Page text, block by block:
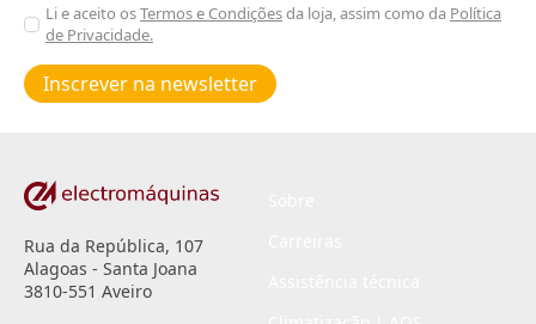
Aceitar
Poiticas
de
privacidade
Li e aceito osTermos e Condiçõesda loja, assim como da Política
de Privacidade.
Inscrever na newsletter
Rua da República, 107
Alagoas - Santa Joana
3810-551 Aveiro